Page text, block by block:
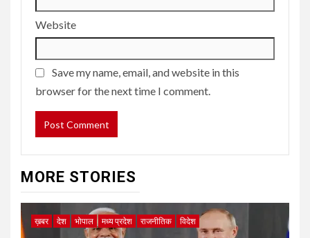
Website
Save my name, email, and website in this
browser for the next time I comment.
MORE STORIES
ख़बर देश भोपाल मध्य प्रदेश राजनीतिक विदेश